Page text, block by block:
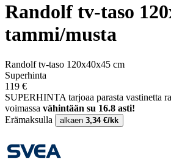
Randolf tv-taso
tammi/musta
Randolf tv-taso 120x40x45 cm
Superhinta
119 €
SUPERHINTA tarjoaa parasta vastinetta
voimassa vähintään su 16.8 asti!
Erämaksulla
alkaen 3,34 €/kk